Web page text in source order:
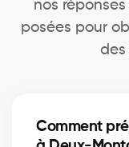
nos
posées pour
des
Comment